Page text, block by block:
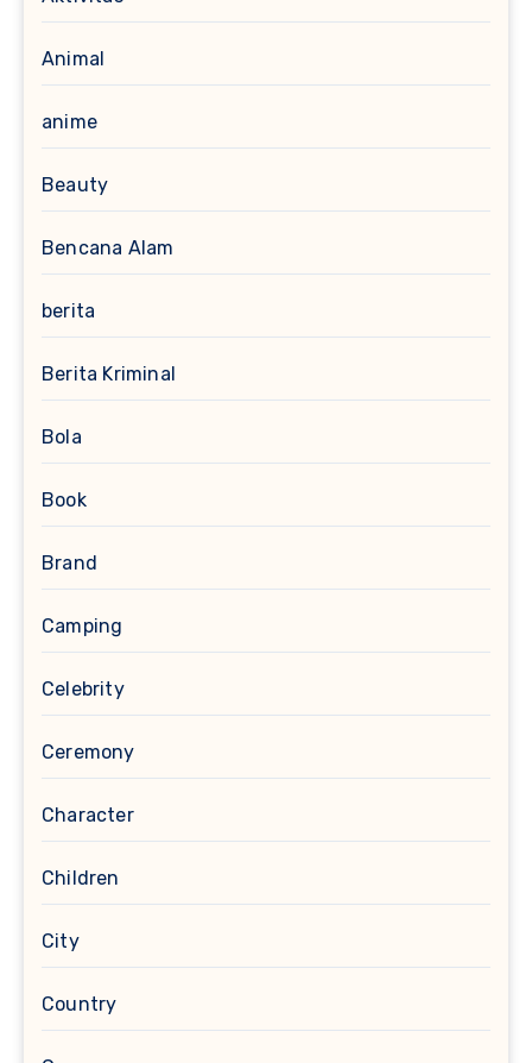
Animal
anime
Beauty
Bencana Alam
berita
Berita Kriminal
Bola
Book
Brand
Camping
Celebrity
Ceremony
Character
Children
City
Country